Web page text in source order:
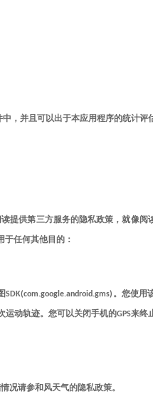
，并且可以出于本应用程序的统计评
提供第三方服务的隐私政策，就像阅
任何其他目的：
。您使用
动轨迹。您可以关闭手机的GPS来终
况请参和风天气的隐私政策。